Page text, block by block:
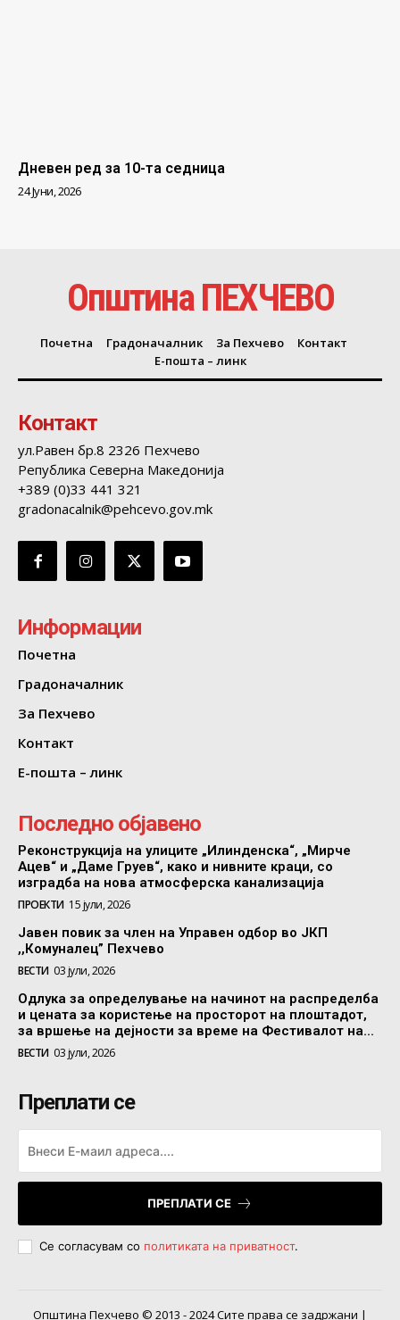
Дневен ред за 10-та седница
24 Јуни, 2026
Општина ПЕХЧЕВО
Почетна Градоначалник За Пехчево
Контакт
Е-пошта – линк
Контакт
ул.Равен бр.8 2326 Пехчево
Република Северна Македонија
+389 (0)33 441 321
gradonacalnik@pehcevo.gov.mk
Информации
Почетна
Градоначалник
За Пехчево
Контакт
Е-пошта – линк
Последно објавено
Реконструкција на улиците „Илинденска“, „Мирче
Ацев“ и „Даме Груев“, како и нивните краци, со
изградба на нова атмосферска канализација
ПРОЕКТИ 15 јули, 2026
Јавен повик за член на Управен одбор во ЈКП
,,Комуналец” Пехчево
ВЕСТИ 03 јули, 2026
Одлука за определување на начинот на распределба
и цената за користење на просторот на плоштадот,
за вршење на дејности за време на Фестивалот на...
ВЕСТИ 03 јули, 2026
Преплати се
ПРЕПЛАТИ СЕ
Се согласувам со политиката на приватност.
Општина Пехчево © 2013 - 2024 Сите права се задржани |